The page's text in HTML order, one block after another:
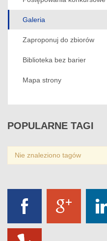
Galeria
Zaproponuj do zbiorów
Biblioteka bez barier
Mapa strony
POPULARNE TAGI
Nie znaleziono tagów